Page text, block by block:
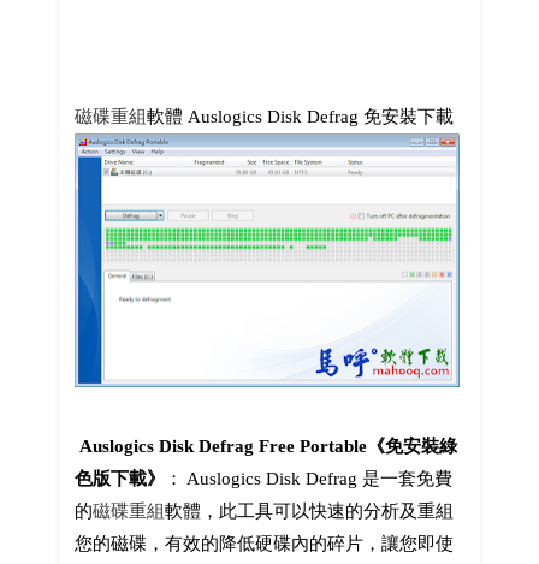
磁碟重組軟體 Auslogics Disk Defrag 免安裝下載
Auslogics Disk Defrag Free Portable《免安裝綠
色版下載》
： Auslogics Disk Defrag 是一套免費
的磁碟重組軟體，此工具可以快速的分析及重組
您的磁碟，有效的降低硬碟內的碎片，讓您即使